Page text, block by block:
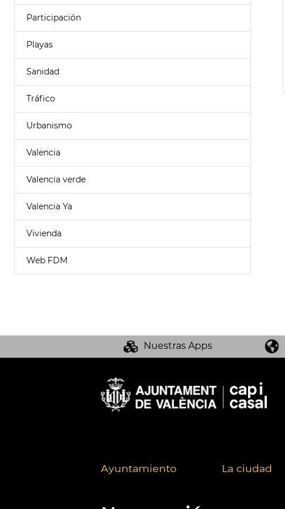
Participación
Playas
Sanidad
Tráfico
Urbanismo
Valencia
Valencia verde
Valencia Ya
Vivienda
Web FDM
Nuestras Apps
Ayuntamiento La ciudad